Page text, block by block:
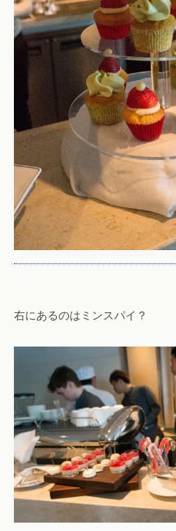
右にあるのはミンスパイ？